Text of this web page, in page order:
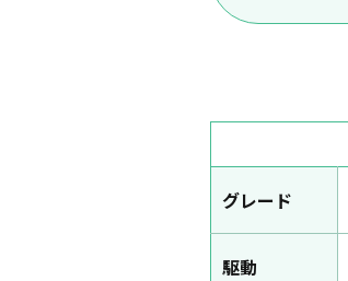
グレード
駆動